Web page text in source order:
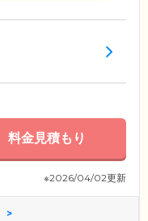
料金見積もり
※2026/04/02更新